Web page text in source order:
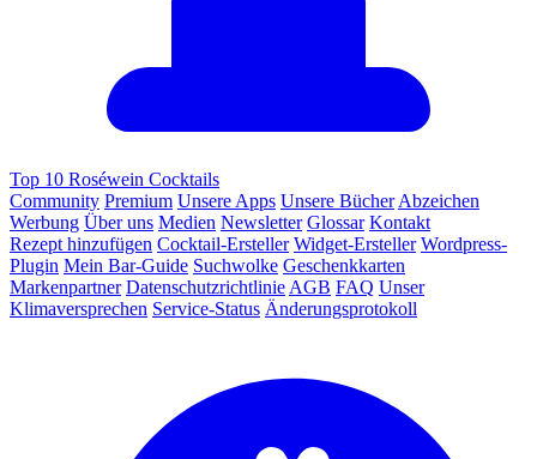
Top 10 Roséwein Cocktails
Community Premium Unsere Apps Unsere Bücher Abzeichen
Werbung Über uns Medien Newsletter Glossar Kontakt
Rezept hinzufügen Cocktail-Ersteller Widget-Ersteller Wordpress-
Plugin Mein Bar-Guide Suchwolke Geschenkkarten
Markenpartner Datenschutzrichtlinie AGB FAQ Unser
Klimaversprechen Service-Status Änderungsprotokoll